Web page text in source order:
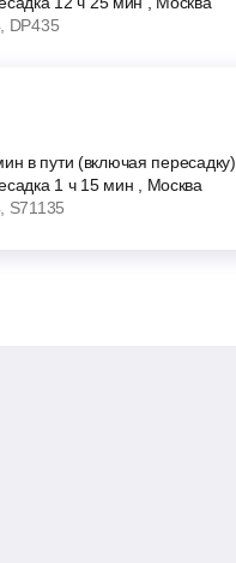
, DP435
в пути (включая пересадку)
1 ч15 мин , Москва
, S71135